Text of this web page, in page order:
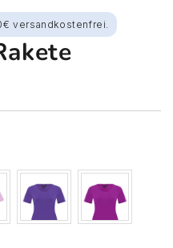
versandkostenfrei.